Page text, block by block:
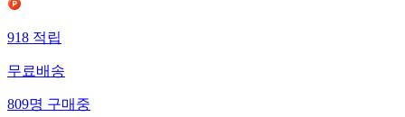
918 적립
무료배송
809명 구매중